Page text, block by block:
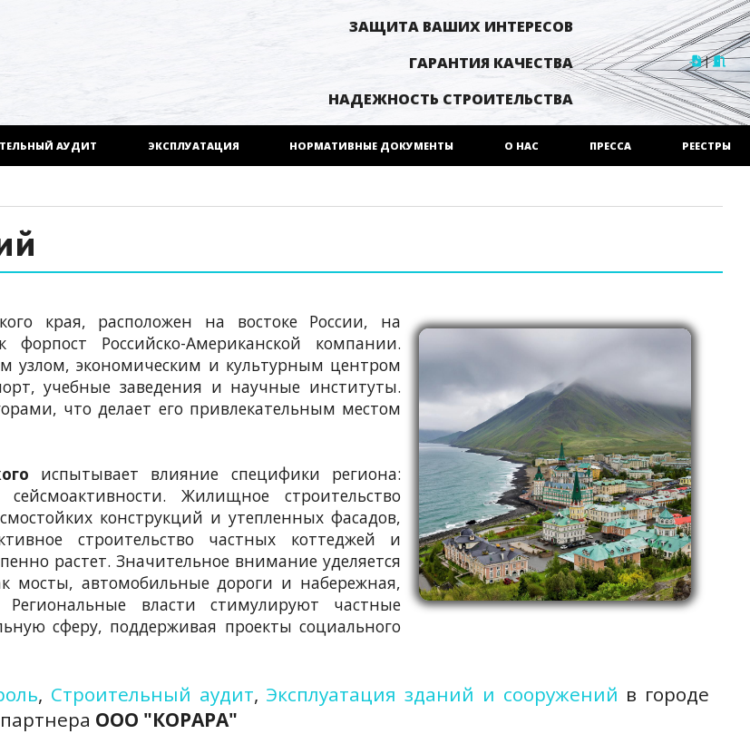
ЗАЩИТА ВАШИХ ИНТЕРЕСОВ
ГАРАНТИЯ КАЧЕСТВА
НАДЕЖНОСТЬ СТРОИТЕЛЬСТВА
|
АУДИТ ЭКСПЛУАТАЦИЯ НОРМАТИВНЫЕ ДОКУМЕНТЫ О НАС ПРЕССА РЕЕСТРЫ
края, расположен на востоке России, на
Российско-Американской компании.
узлом, экономическим и культурным центром
учебные заведения и научные институты.
что делает его привлекательным местом
испытывает влияние специфики региона:
Жилищное строительство
конструкций и утепленных фасадов,
строительство частных коттеджей и
растет. Значительное внимание уделяется
мосты, автомобильные дороги и набережная,
власти стимулируют частные
сферу, поддерживая проекты социального
, Строительный аудит, Эксплуатация зданий и сооружений в городе
ООО "КОРАРА"